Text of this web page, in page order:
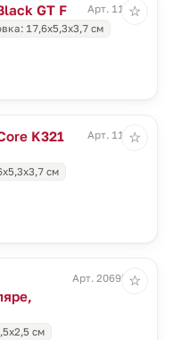
GT F
Арт. 11929
17,6x5,3x3,7 см
☆
K321
Арт. 11930
см
☆
Арт. 20695.40
см
☆